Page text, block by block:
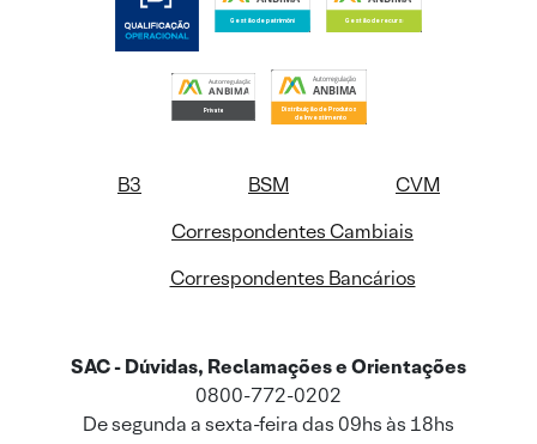
B3 BSM
CVM
Correspondentes Cambiais
Correspondentes Bancários
SAC - Dúvidas, Reclamações e Orientações
0800-772-0202
De segunda a sexta-feira das 09hs às 18hs